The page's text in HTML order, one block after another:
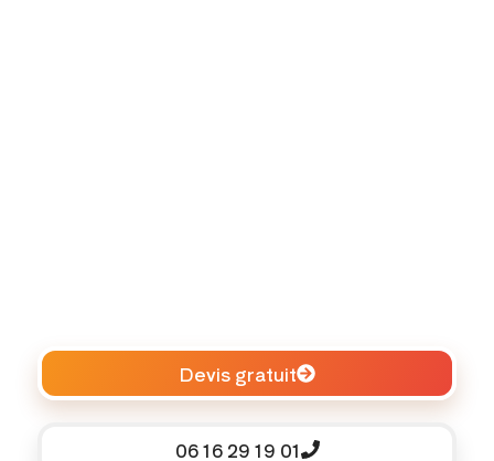
Devis gratuit
06 16 29 19 01